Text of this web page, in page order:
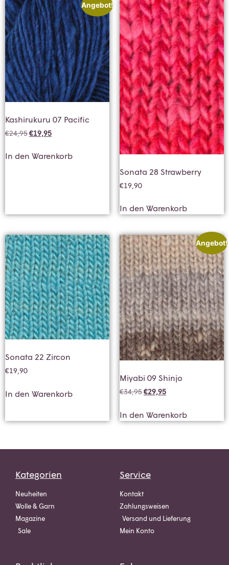
Angebot!
Kashirukuru 07 Pacific
€24,95€19,95
In den Warenkorb
Sonata 28 Strawberry
€19,90
In den Warenkorb
Sonata 22 Zircon
€19,90
In den Warenkorb
Angebot!
Miyabi 09 Shinjo
€34,95€29,95
In den Warenkorb
Kategorien
Neuheiten
Wolle & Garn
Magazine
Sale
Service
Kontakt
Zahlungsweisen
Versand und Lieferung
Mein Konto